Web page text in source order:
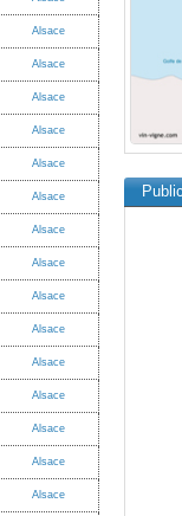
Alsace
Alsace
Alsace
Alsace
Alsace
Alsace
Alsace
Alsace
Alsace
Alsace
Alsace
Alsace
Alsace
Alsace
Alsace